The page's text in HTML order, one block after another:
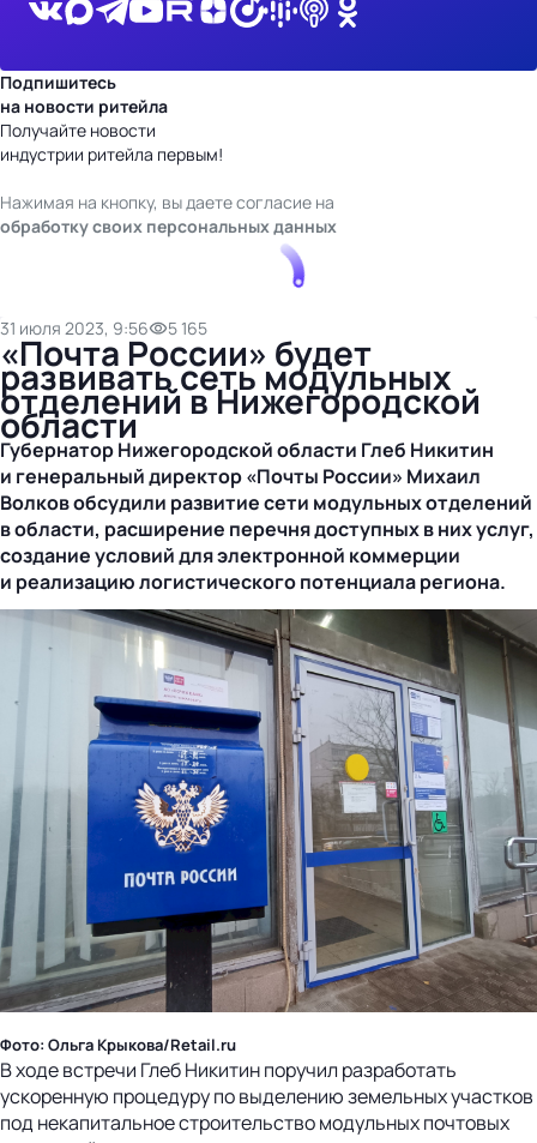
Подпишитесь
на новости ритейла
Получайте новости
индустрии ритейла первым!
Нажимая на кнопку, вы даете согласие на
обработку своих персональных данных
31 июля 2023, 9:56 5 165
«Почта России» будет
развивать сеть модульных
отделений в Нижегородской
области
Губернатор Нижегородской области Глеб Никитин
и генеральный директор «Почты России» Михаил
Волков обсудили развитие сети модульных отделений
в области, расширение перечня доступных в них услуг,
создание условий для электронной коммерции
и реализацию логистического потенциала региона.
Фото: Ольга Крыкова/Retail.ru
В ходе встречи Глеб Никитин поручил разработать
ускоренную процедуру по выделению земельных участков
под некапитальное строительство модульных почтовых